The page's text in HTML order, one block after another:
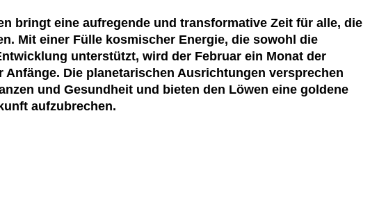
bringt eine aufregende und transformative Zeit für alle, die
Mit einer Fülle kosmischer Energie, die sowohl die
unterstützt, wird der Februar ein Monat der
Die planetarischen Ausrichtungen versprechen
und Gesundheit und bieten den Löwen eine goldene
aufzubrechen.